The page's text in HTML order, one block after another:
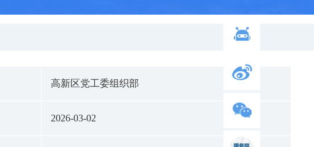
高新区党工委组织部
2026-03-02